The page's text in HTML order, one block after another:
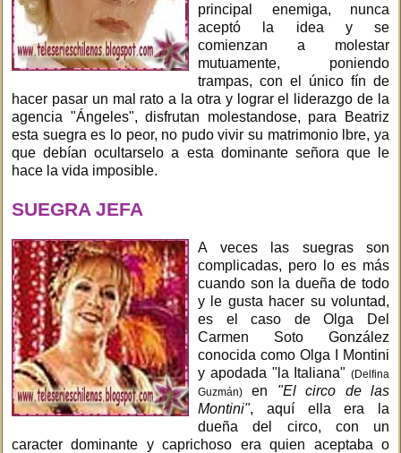
principal enemiga, nunca
aceptó la idea y se
comienzan a molestar
mutuamente, poniendo
trampas, con el único fín de
hacer pasar un mal rato a la otra y lograr el liderazgo de la
agencia "Ángeles", disfrutan molestandose, para Beatriz
esta suegra es lo peor, no pudo vivir su matrimonio lbre, ya
que debían ocultarselo a esta dominante señora que le
hace la vida imposible.
SUEGRA JEFA
A veces las suegras son
complicadas, pero lo es más
cuando son la dueña de todo
y le gusta hacer su voluntad,
es el caso de Olga Del
Carmen Soto González
conocida como Olga I Montini
y apodada "la Italiana" (Delfina
Guzmán)
en "El circo de las
Montini", aquí ella era la
dueña del circo, con un
caracter dominante y caprichoso era quien aceptaba o